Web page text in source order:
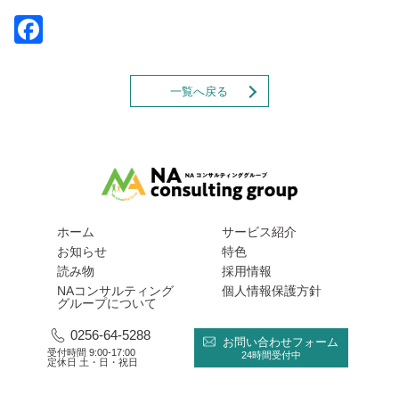
一覧へ戻る
ホーム
お知らせ
読み物
NAコンサルティング
グループについて
サービス紹介
特色
採用情報
個人情報保護方針
0256-64-5288
受付時間 9:00-17:00
定休日 土・日・祝日
お問い合わせフォーム
24時間受付中